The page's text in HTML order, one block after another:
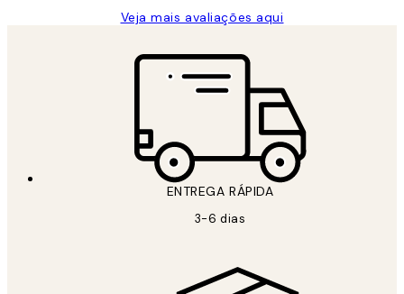
Veja mais avaliações aqui
ENTREGA RÁPIDA
3-6 dias